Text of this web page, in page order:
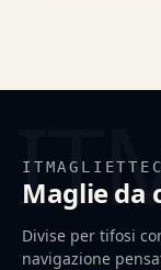
Maglie da
Divise per tifosi
navigazione